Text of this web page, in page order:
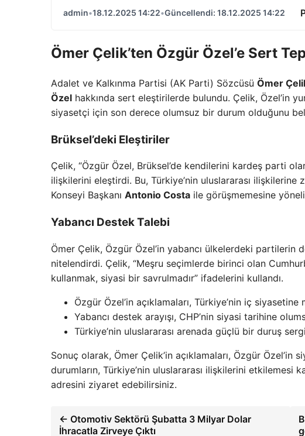
admin•18.12.2025 14:22•Güncellendi: 18.12.2025 14:22
Ömer Çelik’ten Özgür Özel’e Sert
Adalet ve Kalkınma Partisi (AK Parti) Sözcüsü Ömer
Özel hakkında sert eleştirilerde bulundu. Çelik, Özel’in
siyasetçi için son derece olumsuz bir durum olduğunu
Brüksel’deki Eleştiriler
Çelik, “Özgür Özel, Brüksel’de kendilerini kardeş parti
ilişkilerini eleştirdi. Bu, Türkiye’nin uluslararası ilişkilerine
Konseyi Başkanı Antonio Costa ile görüşmemesine
Yabancı Destek Talebi
Ömer Çelik, Özgür Özel’in yabancı ülkelerdeki partilerin
nitelendirdi. Çelik, “Meşru seçimlerde birinci olan
kullanmak, siyasi bir savrulmadır” ifadelerini kullandı.
Özgür Özel’in açıklamaları, Türkiye’nin iç
Yabancı destek arayışı, CHP’nin siyasi tarihine
Türkiye’nin uluslararası arenada güçlü bir duruş
Sonuç olarak, Ömer Çelik’in açıklamaları, Özgür
durumların, Türkiye’nin uluslararası ilişkilerini etkilemesi
adresini ziyaret edebilirsiniz.
← Otomotiv Sektörü Şubatta 3 Milyar Dolar
İhracatla Zirveye Çıktı